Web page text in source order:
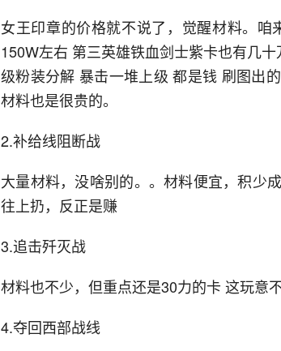
女王印章的价格就不说了，觉醒材料。
150W左右 第三英雄铁血剑士紫卡也有几
级粉装分解 暴击一堆上级 都是钱 刷图出
材料也是很贵的。
2.补给线阻断战
大量材料，没啥别的。。材料便宜，积少
往上扔，反正是赚
3.追击歼灭战
材料也不少，但重点还是30力的卡 这玩意
4.夺回西部战线